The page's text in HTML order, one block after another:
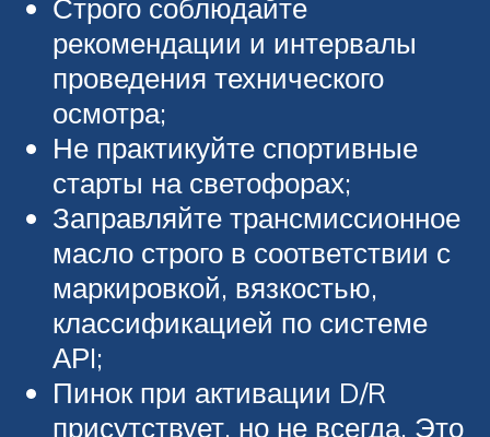
Строго соблюдайте
рекомендации и интервалы
проведения технического
осмотра;
Не практикуйте спортивные
старты на светофорах;
Заправляйте трансмиссионное
масло строго в соответствии с
маркировкой, вязкостью,
классификацией по системе
АРI;
Пинок при активации D/R
присутствует, но не всегда. Это